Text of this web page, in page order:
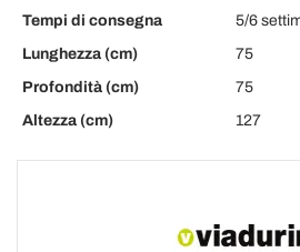
Tempi di consegna
5/6
Lunghezza (cm)
75
Profondità (cm)
75
Altezza (cm)
127